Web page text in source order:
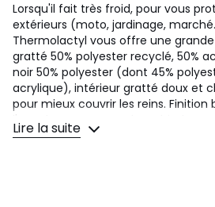
Lorsqu'il fait très froid, pour vous
extérieurs (moto, jardinage,
Thermolactyl vous offre une
gratté 50% polyester recyclé, 50%
noir 50% polyester (dont 45%
acrylique), intérieur gratté doux et
pour mieux couvrir les reins.
l'encolure. Longueur du t-shirt
avec dos rallongé. Tours de poitrine
Lire la suite